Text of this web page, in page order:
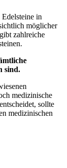
in
möglicher
zahlreiche
sind.
medizinische
sollte
medizinischen